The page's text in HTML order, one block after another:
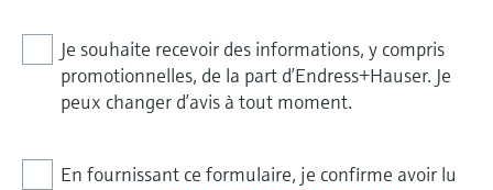
Je souhaite recevoir des informations, y compris
promotionnelles, de la part d’Endress+Hauser. Je
peux changer d’avis à tout moment.
En fournissant ce formulaire, je confirme avoir lu